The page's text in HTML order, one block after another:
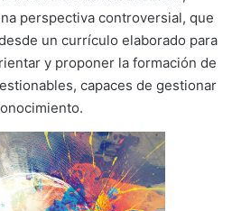
perspectiva controversial, que
un currículo elaborado para
y proponer la formación de
capaces de gestionar